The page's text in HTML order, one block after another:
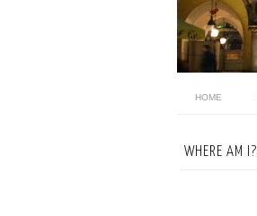
HOME
WHERE AM I?